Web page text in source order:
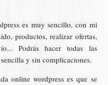
es muy sencillo, con mi
productos, realizar ofertas,
Podrás hacer todas las
y sin complicaciones.
online wordpress es que se